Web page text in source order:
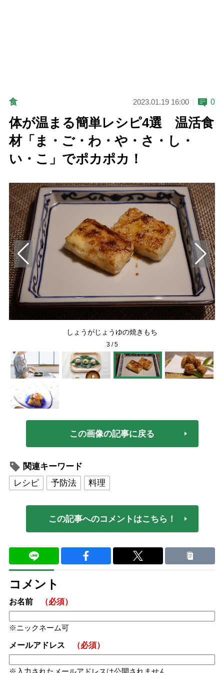
食 2023.01.19 16:00 0
体が温まる簡単レシピ4選 温活食
材「ま・ご・わ・や・さ・し・
い・こ」でポカポカ！
しょうがじょうゆの焼きもち
3/5
この画像の記事に戻る
関連キーワード
レシピ
予防法 料理
この記事へのコメントはこちら！
コメント
お名前 （必須）
ニックネーム可
メールアドレス （必須）
入力されたメールアドレスは公開されません